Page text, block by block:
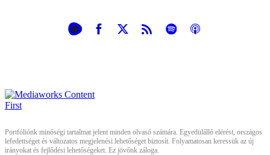
Portfóliónk minőségi tartalmat jelent minden olvasó számára. Egyedülálló elérést, országos
lefedettséget és változatos megjelenési lehetőséget biztosít. Folyamatosan keressük az új
irányokat és fejlődési lehetőségeket. Ez jövőnk záloga.